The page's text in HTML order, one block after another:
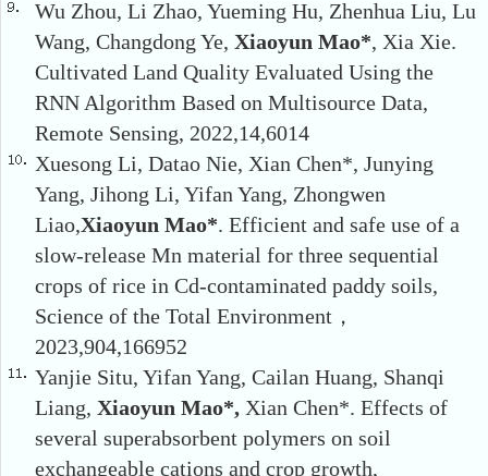
Wu Zhou, Li Zhao, Yueming Hu, Zhenhua Liu, Lu
Wang, Changdong Ye, Xiaoyun Mao*, Xia Xie.
Cultivated Land Quality Evaluated Using the
RNN Algorithm Based on Multisource Data,
Remote Sensing, 2022,14,6014
Xuesong Li, Datao Nie, Xian Chen*, Junying
Yang, Jihong Li, Yifan Yang, Zhongwen
Liao,Xiaoyun Mao*. Efficient and safe use of a
slow-release Mn material for three sequential
crops of rice in Cd-contaminated paddy soils,
Science of the Total Environment，
2023,904,166952
Yanjie Situ, Yifan Yang, Cailan Huang, Shanqi
Liang, Xiaoyun Mao*, Xian Chen*. Effects of
several superabsorbent polymers on soil
exchangeable cations and crop growth,